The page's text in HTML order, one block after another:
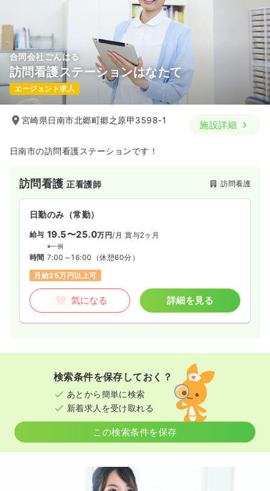
合同会社ごんはる
訪問看護ステーションはなたて
エージェント求人
宮崎県日南市北郷町郷之原甲3598-1 施設詳細
日南市の訪問看護ステーションです！
訪問看護正看護師 訪問看護
日勤のみ（常勤）
給与 19.5〜25.0万円/月 賞与2ヶ月
※一例
時間 7:00～16:00 （休憩60分）
月給25万円以上可
気になる 詳細を見る
検索条件を保存しておく？
あとから簡単に検索
新着求人を受け取れる
この検索条件を保存